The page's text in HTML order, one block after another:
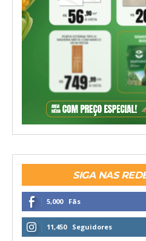
SIGA NAS
5,000 Fãs
11,450 Seguidores